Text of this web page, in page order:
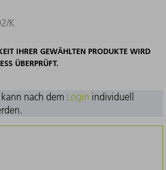
K
IHRER GEWÄHLTEN PRODUKTE WIRD
ÜBERPRÜFT.
nach dem Login individuell